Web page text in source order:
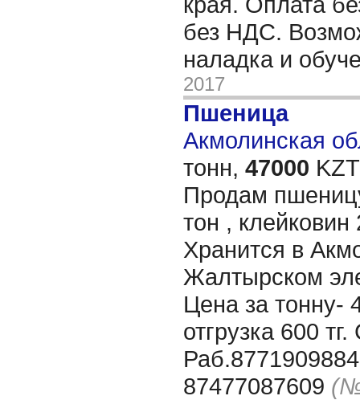
без НДС.
наладка и
2017
Пшеница
Акмолинская
тонн, 47000
Продам
тон ,
Хранится в
Жалтырском
Цена за тонну-
отгрузка 600
87477087609